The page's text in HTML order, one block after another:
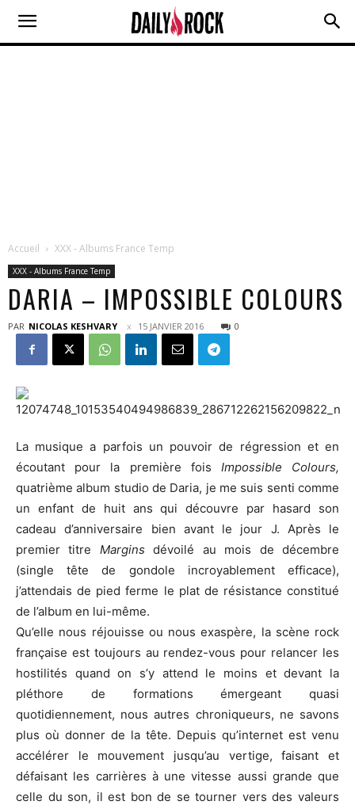
Accueil XXX - Albums France Temp
XXX - Albums France Temp
DARIA – IMPOSSIBLE COLOURS
PAR NICOLAS KESHVARY 15 JANVIER 2016 0
La musique a parfois un pouvoir de régression et en
écoutant pour la première fois Impossible Colours,
quatrième album studio de Daria, je me suis senti comme
un enfant de huit ans qui découvre par hasard son
cadeau d’anniversaire bien avant le jour J. Après le
premier titre Margins dévoilé au mois de décembre
(single tête de gondole incroyablement efficace),
j’attendais de pied ferme le plat de résistance constitué
de l’album en lui-même.
Qu’elle nous réjouisse ou nous exaspère, la scène rock
française est toujours au rendez-vous pour relancer les
hostilités quand on s’y attend le moins et devant la
pléthore de formations émergeant quasi
quotidiennement, nous autres chroniqueurs, ne savons
plus où donner de la tête. Depuis qu’internet est venu
accélérer le mouvement jusqu’au vertige, faisant et
défaisant les carrières à une vitesse aussi grande que
celle du son, il est bon de se tourner vers des valeurs